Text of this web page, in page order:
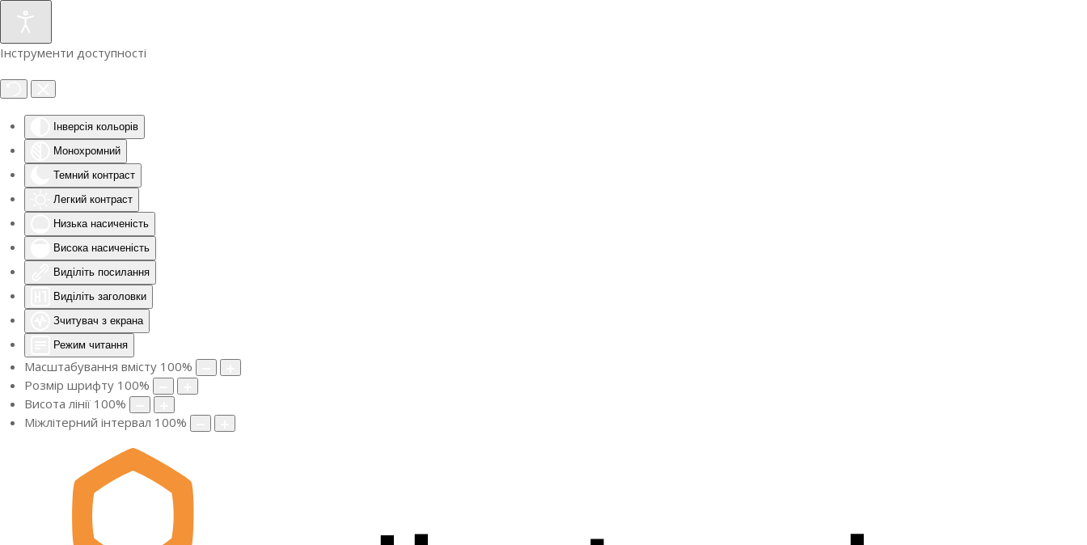
Інструменти доступності
Інверсія кольорів
Монохромний
Темний контраст
Легкий контраст
Низька насиченість
Висока насиченість
Виділіть посилання
Виділіть заголовки
Зчитувач з екрана
Режим читання
Масштабування вмісту 100%
Розмір шрифту 100%
Висота лінії 100%
Міжлітерний інтервал 100%